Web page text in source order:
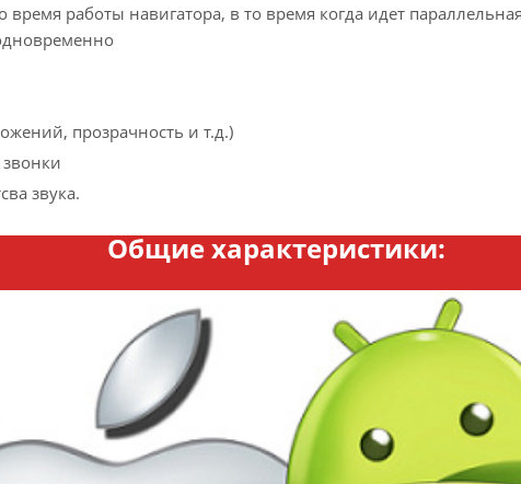
работы навигатора, в то время когда идет
прозрачность и т.д.)
звука.
Общие характеристики: